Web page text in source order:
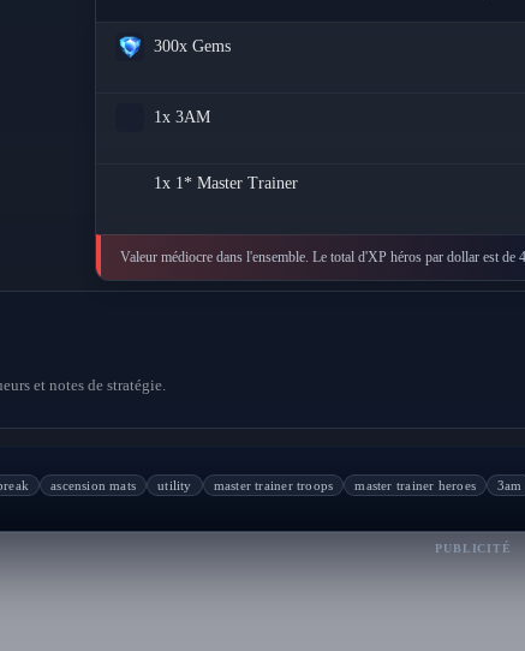
300x Gems
1x 3AM
1x 1* Master Trainer
Valeur médiocre dans l'ensemble. Le total d'XP héros par dollar est de
et notes de stratégie.
ascension mats utility master trainer troops master trainer heroes 3am
PUBLICITÉ